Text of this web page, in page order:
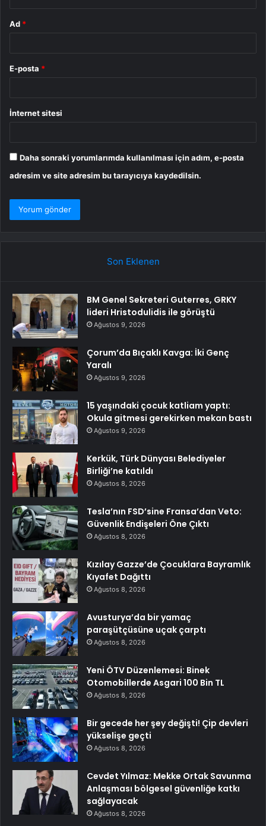
Ad *
E-posta *
İnternet sitesi
Daha sonraki yorumlarımda kullanılması için adım, e-posta
adresim ve site adresim bu tarayıcıya kaydedilsin.
Son Eklenen
BM Genel Sekreteri Guterres, GRKY
lideri Hristodulidis ile görüştü
Ağustos 9, 2026
Çorum’da Bıçaklı Kavga: İki Genç
Yaralı
Ağustos 9, 2026
15 yaşındaki çocuk katliam yaptı:
Okula gitmesi gerekirken mekan bastı
Ağustos 9, 2026
Kerkük, Türk Dünyası Belediyeler
Birliği’ne katıldı
Ağustos 8, 2026
Tesla’nın FSD’sine Fransa’dan Veto:
Güvenlik Endişeleri Öne Çıktı
Ağustos 8, 2026
Kızılay Gazze’de Çocuklara Bayramlık
Kıyafet Dağıttı
Ağustos 8, 2026
Avusturya’da bir yamaç
paraşütçüsüne uçak çarptı
Ağustos 8, 2026
Yeni ÖTV Düzenlemesi: Binek
Otomobillerde Asgari 100 Bin TL
Ağustos 8, 2026
Bir gecede her şey değişti! Çip devleri
yükselişe geçti
Ağustos 8, 2026
Cevdet Yılmaz: Mekke Ortak Savunma
Anlaşması bölgesel güvenliğe katkı
sağlayacak
Ağustos 8, 2026